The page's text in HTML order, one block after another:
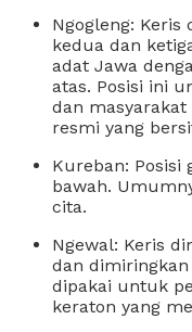
Ngogleng:
kedua dan
adat Jawa
atas. Posisi ini
dan
resmi yang
Kureban: Posisi
bawah.
cita.
Ngewal: Keris
dan
dipakai untuk
keraton yang